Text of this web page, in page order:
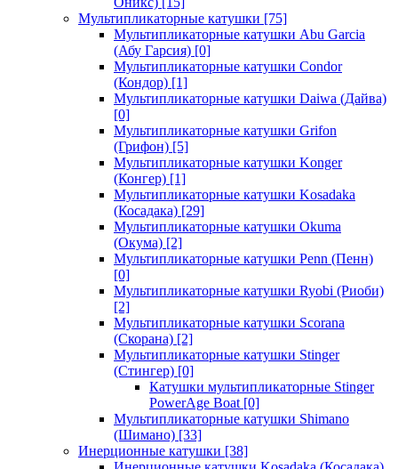
Мультипликаторные катушки [75]
Мультипликаторные катушки Abu Garcia
(Абу Гарсия) [0]
Мультипликаторные катушки Condor
(Кондор) [1]
Мультипликаторные катушки Daiwa (Дайва)
[0]
Мультипликаторные катушки Grifon
(Грифон) [5]
Мультипликаторные катушки Konger
(Конгер) [1]
Мультипликаторные катушки Kosadaka
(Косадака) [29]
Мультипликаторные катушки Okuma
(Окума) [2]
Мультипликаторные катушки Penn (Пенн)
[0]
Мультипликаторные катушки Ryobi (Риоби)
[2]
Мультипликаторные катушки Scorana
(Скорана) [2]
Мультипликаторные катушки Stinger
(Стингер) [0]
Катушки мультипликаторные Stinger
PowerAge Boat [0]
Мультипликаторные катушки Shimano
(Шимано) [33]
Инерционные катушки [38]